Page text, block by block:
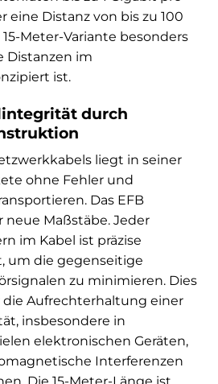
eine Distanz von bis zu 100
Meter-Variante besonders
Distanzen im
ist.
durch
liegt in seiner
ohne Fehler und
Das EFB
neue Maßstäbe. Jeder
im Kabel ist präzise
um die gegenseitige
zu minimieren. Dies
Aufrechterhaltung einer
insbesondere in
elektronischen Geräten,
Interferenzen